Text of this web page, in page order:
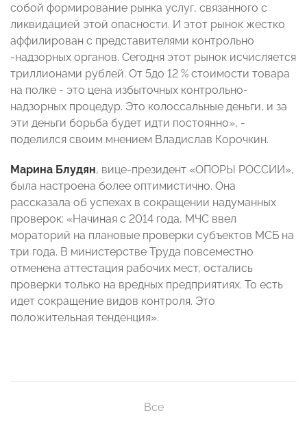
собой формирование рынка услуг, связанного с
ликвидацией этой опасности. И этот рынок жестко
аффилирован с представителями контрольно
-надзорных органов. Сегодня этот рынок исчисляется
триллионами рублей. От 5до 12 % стоимости товара
на полке - это цена избыточных контрольно-
надзорных процедур. Это колоссальные деньги, и за
эти деньги борьба будет идти постоянно», -
поделился своим мнением Владислав Корочкин.
Марина Блудян, вице-президент «ОПОРЫ РОССИИ»,
была настроена более оптимистично. Она
рассказала об успехах в сокращении надуманных
проверок: «Начиная с 2014 года, МЧС ввел
мораторий на плановые проверки субъектов МСБ на
три года. В министерстве Труда повсеместно
отменена аттестация рабочих мест, остались
проверки только на вредных предприятиях. То есть
идет сокращение видов контроля. Это
положительная тенденция».
Все